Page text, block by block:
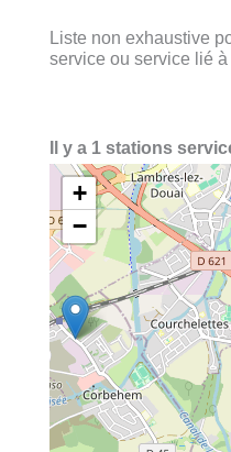
Liste non exhaustive
service ou service lié
Il y a 1 stations
+
−